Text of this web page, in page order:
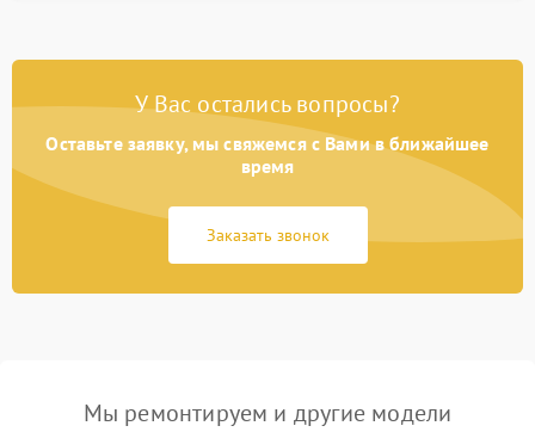
У Вас остались вопросы?
Оставьте заявку, мы свяжемся с Вами в ближайшее
время
Заказать звонок
Мы ремонтируем и другие модели